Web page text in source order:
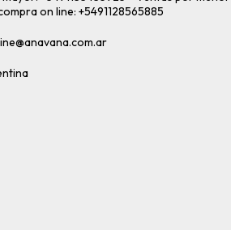
on line: +5491128565885